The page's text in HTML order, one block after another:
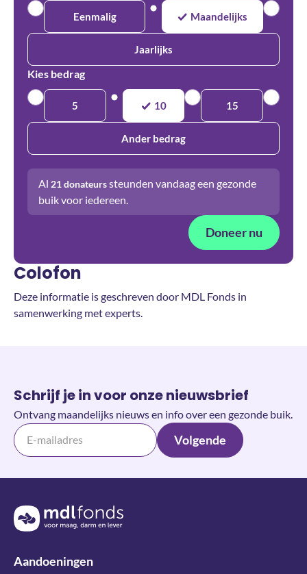
Eenmalig Maandelijks
Jaarlijks
Kies bedrag
5 10 15
Ander bedrag
Al 21 donateurssteunden vandaag een gezonde
buik voor iedereen.
Doneer nu
Colofon
Deze informatie is geschreven door MDL Fonds in
samenwerking met experts.
Schrijf je in voor onze nieuwsbrief
Ontvang maandelijks nieuws en info over een gezonde buik.
Volgende
Terug naar de homepage
Aandoeningen